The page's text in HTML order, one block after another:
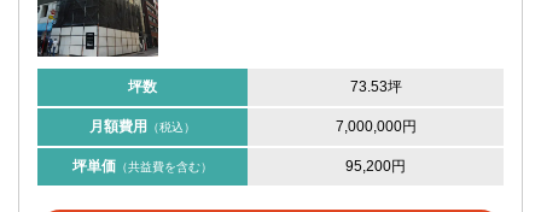
坪数 73.53坪
月額費用 （税込） 7,000,000円
坪単価 （共益費を含む） 95,200円